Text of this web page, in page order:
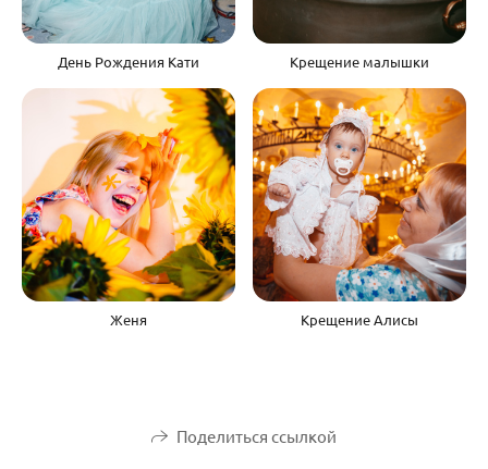
День Рождения Кати Крещение малышки
Женя Крещение Алисы
Поделиться ссылкой